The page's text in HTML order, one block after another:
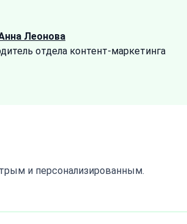
Леонова
отдела контент-маркетинга
и персонализированным.